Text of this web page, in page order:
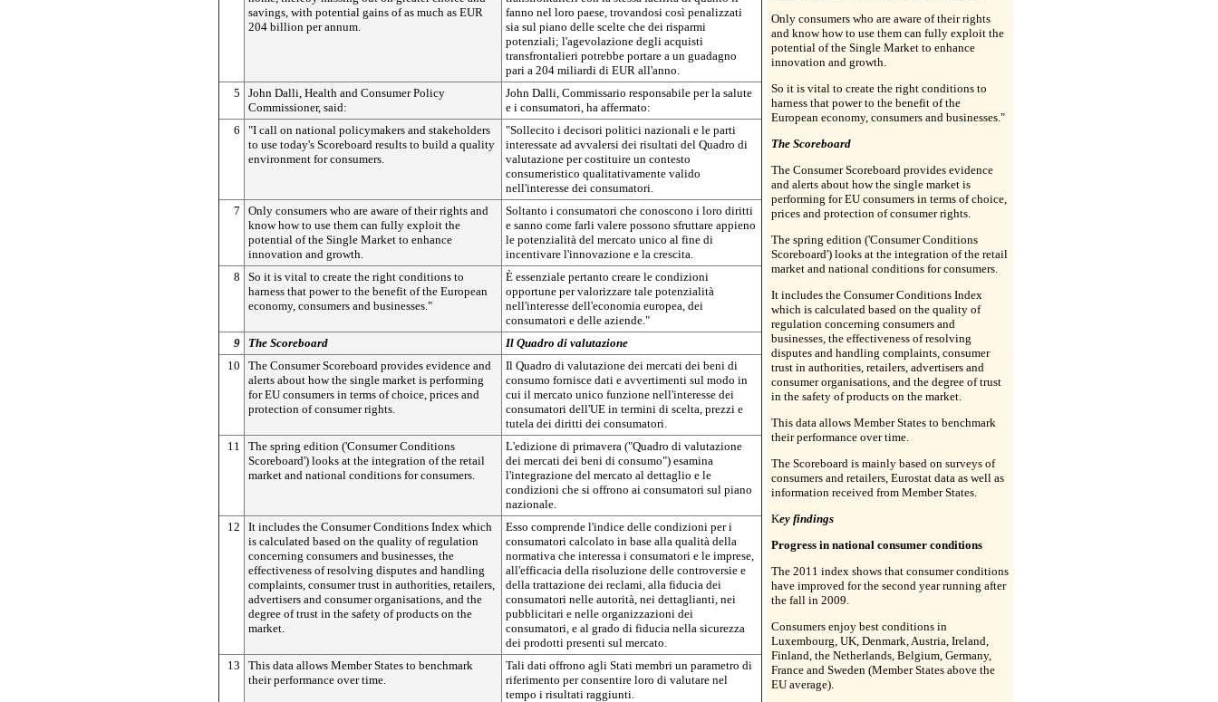
savings, with potential gains of as much as EUR
204 billion per annum.
fanno nel loro paese, trovandosi così penalizzati
sia sul piano delle scelte che dei risparmi
potenziali; l'agevolazione degli acquisti
transfrontalieri potrebbe portare a un guadagno
pari a 204 miliardi di EUR all'anno.
5
John Dalli, Health and Consumer Policy
Commissioner, said:
John Dalli, Commissario responsabile per la salute
e i consumatori, ha affermato:
6
"I call on national policymakers and stakeholders
to use today's Scoreboard results to build a quality
environment for consumers.
"Sollecito i decisori politici nazionali e le parti
interessate ad avvalersi dei risultati del Quadro di
valutazione per costituire un contesto
consumeristico qualitativamente valido
nell'interesse dei consumatori.
7
Only consumers who are aware of their rights and
know how to use them can fully exploit the
potential of the Single Market to enhance
innovation and growth.
Soltanto i consumatori che conoscono i loro diritti
e sanno come farli valere possono sfruttare appieno
le potenzialità del mercato unico al fine di
incentivare l'innovazione e la crescita.
8
So it is vital to create the right conditions to
harness that power to the benefit of the European
economy, consumers and businesses."
È essenziale pertanto creare le condizioni
opportune per valorizzare tale potenzialità
nell'interesse dell'economia europea, dei
consumatori e delle aziende."
9
The Scoreboard
Il Quadro di valutazione
10
The Consumer Scoreboard provides evidence and
alerts about how the single market is performing
for EU consumers in terms of choice, prices and
protection of consumer rights.
Il Quadro di valutazione dei mercati dei beni di
consumo fornisce dati e avvertimenti sul modo in
cui il mercato unico funzione nell'interesse dei
consumatori dell'UE in termini di scelta, prezzi e
tutela dei diritti dei consumatori.
11
The spring edition ('Consumer Conditions
Scoreboard') looks at the integration of the retail
market and national conditions for consumers.
L'edizione di primavera ("Quadro di valutazione
dei mercati dei beni di consumo") esamina
l'integrazione del mercato al dettaglio e le
condizioni che si offrono ai consumatori sul piano
nazionale.
12
It includes the Consumer Conditions Index which
is calculated based on the quality of regulation
concerning consumers and businesses, the
effectiveness of resolving disputes and handling
complaints, consumer trust in authorities, retailers,
advertisers and consumer organisations, and the
degree of trust in the safety of products on the
market.
Esso comprende l'indice delle condizioni per i
consumatori calcolato in base alla qualità della
normativa che interessa i consumatori e le imprese,
all'efficacia della risoluzione delle controversie e
della trattazione dei reclami, alla fiducia dei
consumatori nelle autorità, nei dettaglianti, nei
pubblicitari e nelle organizzazioni dei
consumatori, e al grado di fiducia nella sicurezza
dei prodotti presenti sul mercato.
13
This data allows Member States to benchmark
their performance over time.
Tali dati offrono agli Stati membri un parametro di
riferimento per consentire loro di valutare nel
tempo i risultati raggiunti.
Only consumers who are aware of their rights
and know how to use them can fully exploit the
potential of the Single Market to enhance
innovation and growth.
So it is vital to create the right conditions to
harness that power to the benefit of the
European economy, consumers and businesses."
The Scoreboard
The Consumer Scoreboard provides evidence
and alerts about how the single market is
performing for EU consumers in terms of choice,
prices and protection of consumer rights.
The spring edition ('Consumer Conditions
Scoreboard') looks at the integration of the retail
market and national conditions for consumers.
It includes the Consumer Conditions Index
which is calculated based on the quality of
regulation concerning consumers and
businesses, the effectiveness of resolving
disputes and handling complaints, consumer
trust in authorities, retailers, advertisers and
consumer organisations, and the degree of trust
in the safety of products on the market.
This data allows Member States to benchmark
their performance over time.
The Scoreboard is mainly based on surveys of
consumers and retailers, Eurostat data as well as
information received from Member States.
Key findings
Progress in national consumer conditions
The 2011 index shows that consumer conditions
have improved for the second year running after
the fall in 2009.
Consumers enjoy best conditions in
Luxembourg, UK, Denmark, Austria, Ireland,
Finland, the Netherlands, Belgium, Germany,
France and Sweden (Member States above the
EU average).